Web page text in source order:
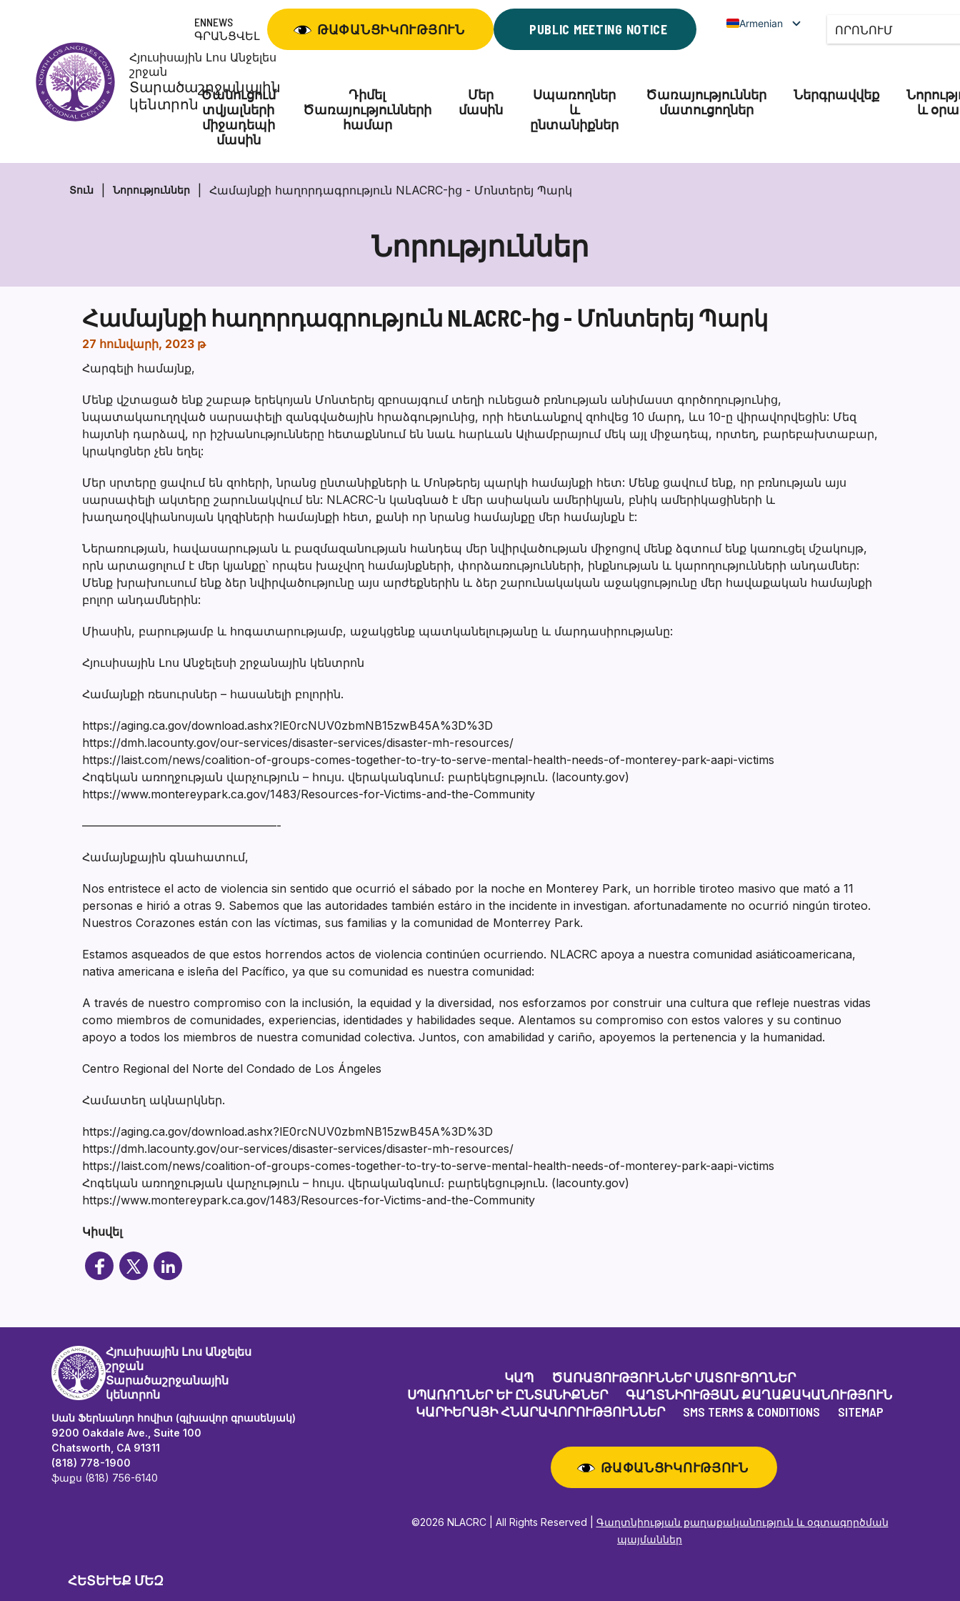
Հյուսիսային Լոս Անջելես
շրջան
Տարածաշրջանային
կենտրոն
ENNEWS
ԳՐԱՆՑՎԵԼ
ԹԱՓԱՆՑԻԿՈՒԹՅՈՒՆ PUBLIC MEETING NOTICE Armenian
Ծանուցում
տվյալների
միջադեպի
մասին
Դիմել
Ծառայությունների
համար
Մեր
մասին
Սպառողներ
և
ընտանիքներ
Ծառայություններ
մատուցողներ
Ներգրավվեք
և
Տուն Նորություններ Համայնքի հաղորդագրություն NLACRC-ից - Մոնտերեյ Պարկ
Նորություններ
Համայնքի հաղորդագրություն NLACRC-ից - Մոնտերեյ Պարկ
27 հունվարի, 2023 թ
Հարգելի համայնք,
Մենք վշտացած ենք շաբաթ երեկոյան Մոնտերեյ զբոսայգում տեղի ունեցած բռնության անիմաստ գործողությունից,
նպատակաուղղված սարսափելի զանգվածային հրաձգությունից, որի հետևանքով զոհվեց 10 մարդ, ևս 10-ը վիրավորվեցին: Մեզ
հայտնի դարձավ, որ իշխանությունները հետաքննում են նաև հարևան Ալհամբրայում մեկ այլ միջադեպ, որտեղ, բարեբախտաբար,
կրակոցներ չեն եղել:
Մեր սրտերը ցավում են զոհերի, նրանց ընտանիքների և Մոնթերեյ պարկի համայնքի հետ: Մենք ցավում ենք, որ բռնության այս
սարսափելի ակտերը շարունակվում են: NLACRC-ն կանգնած է մեր ասիական ամերիկյան, բնիկ ամերիկացիների և
խաղաղօվկիանոսյան կղզիների համայնքի հետ, քանի որ նրանց համայնքը մեր համայնքն է:
Ներառության, հավասարության և բազմազանության հանդեպ մեր նվիրվածության միջոցով մենք ձգտում ենք կառուցել մշակույթ,
որն արտացոլում է մեր կյանքը՝ որպես խաչվող համայնքների, փորձառությունների, ինքնության և կարողությունների անդամներ:
Մենք խրախուսում ենք ձեր նվիրվածությունը այս արժեքներին և ձեր շարունակական աջակցությունը մեր հավաքական համայնքի
բոլոր անդամներին:
Միասին, բարությամբ և հոգատարությամբ, աջակցենք պատկանելությանը և մարդասիրությանը:
Հյուսիսային Լոս Անջելեսի շրջանային կենտրոն
Համայնքի ռեսուրսներ – հասանելի բոլորին.
https://aging.ca.gov/download.ashx?lE0rcNUV0zbmNB15zwB45A%3D%3D
https://dmh.lacounty.gov/our-services/disaster-services/disaster-mh-resources/
https://laist.com/news/coalition-of-groups-comes-together-to-try-to-serve-mental-health-needs-of-monterey-park-aapi-victims
Հոգեկան առողջության վարչություն – հույս. վերականգնում։ բարեկեցություն. (lacounty.gov)
https://www.montereypark.ca.gov/1483/Resources-for-Victims-and-the-Community
—————————————————-
Համայնքային գնահատում,
Nos entristece el acto de violencia sin sentido que ocurrió el sábado por la noche en Monterey Park, un horrible tiroteo masivo que mató a 11
personas e hirió a otras 9. Sabemos que las autoridades también estáro in the incidente in investigan. afortunadamente no ocurrió ningún tiroteo.
Nuestros Corazones están con las víctimas, sus familias y la comunidad de Monterrey Park.
Estamos asqueados de que estos horrendos actos de violencia continúen ocurriendo. NLACRC apoya a nuestra comunidad asiáticoamericana,
nativa americana e isleña del Pacífico, ya que su comunidad es nuestra comunidad:
A través de nuestro compromiso con la inclusión, la equidad y la diversidad, nos esforzamos por construir una cultura que refleje nuestras vidas
como miembros de comunidades, experiencias, identidades y habilidades seque. Alentamos su compromiso con estos valores y su continuo
apoyo a todos los miembros de nuestra comunidad colectiva. Juntos, con amabilidad y cariño, apoyemos la pertenencia y la humanidad.
Centro Regional del Norte del Condado de Los Ángeles
Համատեղ ակնարկներ.
https://aging.ca.gov/download.ashx?lE0rcNUV0zbmNB15zwB45A%3D%3D
https://dmh.lacounty.gov/our-services/disaster-services/disaster-mh-resources/
https://laist.com/news/coalition-of-groups-comes-together-to-try-to-serve-mental-health-needs-of-monterey-park-aapi-victims
Հոգեկան առողջության վարչություն – հույս. վերականգնում։ բարեկեցություն. (lacounty.gov)
https://www.montereypark.ca.gov/1483/Resources-for-Victims-and-the-Community
Կիսվել
Հյուսիսային Լոս Անջելես
շրջան
Տարածաշրջանային
կենտրոն
Սան Ֆերնանդո հովիտ (գլխավոր գրասենյակ)
9200 Oakdale Ave., Suite 100
Chatsworth, CA 91311
(818) 778-1900
ֆաքս (818) 756-6140
ԿԱՊ
ԾԱՌԱՅՈՒԹՅՈՒՆՆԵՐ ՄԱՏՈՒՑՈՂՆԵՐ
ՍՊԱՌՈՂՆԵՐ ԵՒ ԸՆՏԱՆԻՔՆԵՐ
ԳԱՂՏՆԻՈՒԹՅԱՆ ՔԱՂԱՔԱԿԱՆՈՒԹՅՈՒՆ
ԿԱՐԻԵՐԱՅԻ ՀՆԱՐԱՎՈՐՈՒԹՅՈՒՆՆԵՐ
SMS TERMS & CONDITIONS SITEMAP
ԹԱՓԱՆՑԻԿՈՒԹՅՈՒՆ
©2026 NLACRC | All Rights Reserved | Գաղտնիության քաղաքականություն և օգտագործման
պայմաններ
ՀԵՏԵՒԵՔ ՄԵԶ